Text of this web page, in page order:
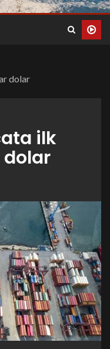
dolar
ilk
dolar